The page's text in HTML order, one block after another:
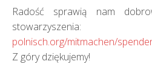
Radość sprawią nam
polnisch.org/mitmachen/
Z góry dziękujemy!